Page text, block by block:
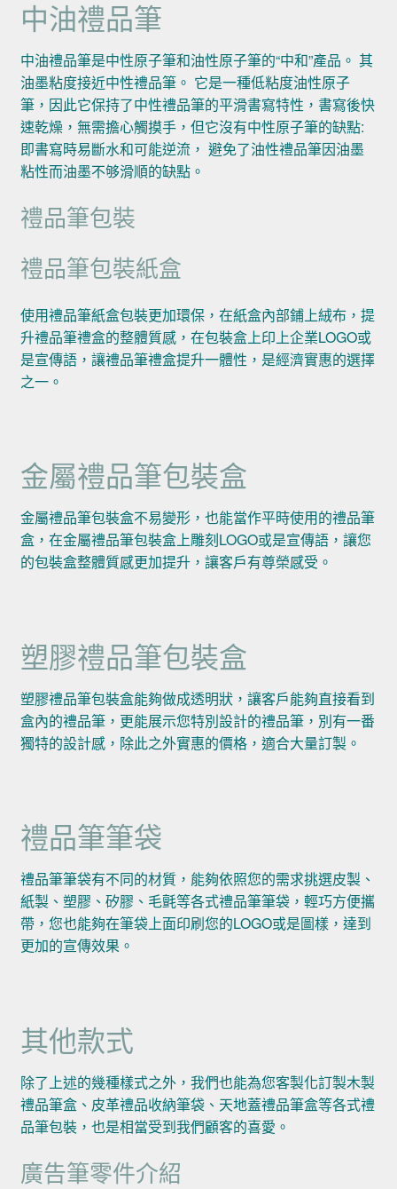
中油禮品筆
中油禮品筆是中性原子筆和油性原子筆的“中和”產品。 其
油墨粘度接近中性禮品筆。 它是一種低粘度油性原子
筆，因此它保持了中性禮品筆的平滑書寫特性，書寫後快
速乾燥，無需擔心觸摸手，但它沒有中性原子筆的缺點:
即書寫時易斷水和可能逆流， 避免了油性禮品筆因油墨
粘性而油墨不够滑順的缺點。
禮品筆包裝
禮品筆包裝紙盒
使用禮品筆紙盒包裝更加環保，在紙盒內部鋪上絨布，提
升禮品筆禮盒的整體質感，在包裝盒上印上企業LOGO或
是宣傳語，讓禮品筆禮盒提升一體性，是經濟實惠的選擇
之一。
金屬禮品筆包裝盒
金屬禮品筆包裝盒不易變形，也能當作平時使用的禮品筆
盒，在金屬禮品筆包裝盒上雕刻LOGO或是宣傳語，讓您
的包裝盒整體質感更加提升，讓客戶有尊榮感受。
塑膠禮品筆包裝盒
塑膠禮品筆包裝盒能夠做成透明狀，讓客戶能夠直接看到
盒內的禮品筆，更能展示您特別設計的禮品筆，別有一番
獨特的設計感，除此之外實惠的價格，適合大量訂製。
禮品筆筆袋
禮品筆筆袋有不同的材質，能夠依照您的需求挑選皮製、
紙製、塑膠、矽膠、毛氈等各式禮品筆筆袋，輕巧方便攜
帶，您也能夠在筆袋上面印刷您的LOGO或是圖樣，達到
更加的宣傳效果。
其他款式
除了上述的幾種樣式之外，我們也能為您客製化訂製木製
禮品筆盒、皮革禮品收納筆袋、天地蓋禮品筆盒等各式禮
品筆包裝，也是相當受到我們顧客的喜愛。
廣告筆零件介紹